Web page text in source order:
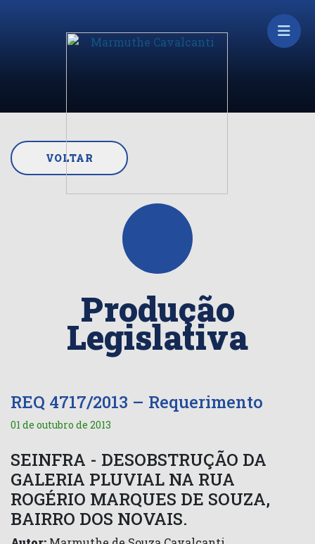
VOLTAR
Produção
Legislativa
REQ 4717/2013 – Requerimento
01 de outubro de 2013
SEINFRA - DESOBSTRUÇÃO DA
GALERIA PLUVIAL NA RUA
ROGÉRIO MARQUES DE SOUZA,
BAIRRO DOS NOVAIS.